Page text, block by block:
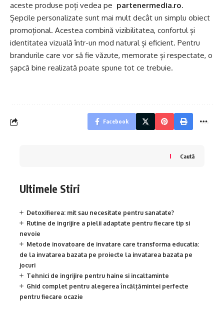
aceste produse poți vedea pe partenermedia.ro.
Șepcile personalizate sunt mai mult decât un simplu obiect
promoțional. Acestea combină vizibilitatea, confortul și
identitatea vizuală într-un mod natural și eficient. Pentru
brandurile care vor să fie văzute, memorate și respectate, o
șapcă bine realizată poate spune tot ce trebuie.
Facebook
Caută
Ultimele Stiri
Detoxifierea: mit sau necesitate pentru sanatate?
Rutine de ingrijire a pielii adaptate pentru fiecare tip si
nevoie
Metode inovatoare de invatare care transforma educatia:
de la invatarea bazata pe proiecte la invatarea bazata pe
jocuri
Tehnici de ingrijire pentru haine si incaltaminte
Ghid complet pentru alegerea încălțămintei perfecte
pentru fiecare ocazie